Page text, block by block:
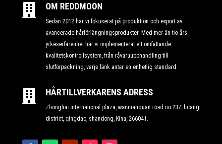
 OM REDDMOON
Sedan 2012 har vi fokuserat på produktion och export av
avancerade hårförlängningsprodukter. Med mer än tio års
yrkeserfarenhet har vi implementerat ett omfattande
kvalitetskontrollsystem, från råvaruupphandling till
slutförpackning, varje länk antar en enhetlig standard
 HÅRTILLVERKARENS ADRESS
Zhonghai international plaza, wannianquan road no.237, licang
district, qingdao, shandong, Kina, 266041.